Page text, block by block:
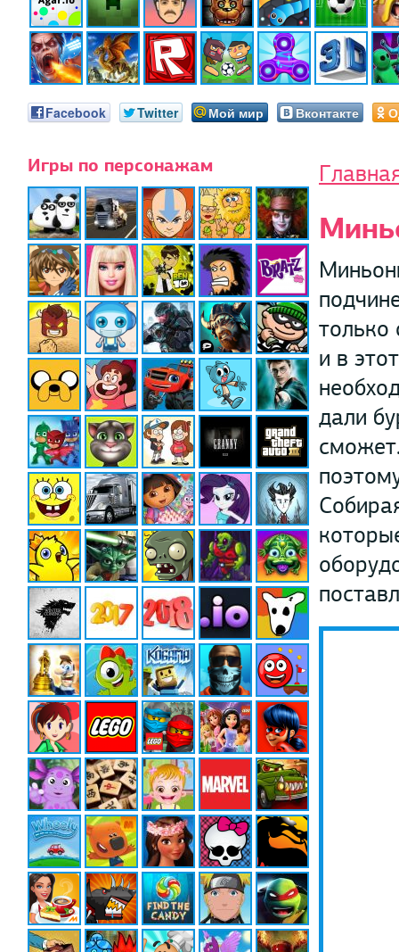
Facebook Twitter Мой мир Вконтакте
Игры по персонажам
только
и в
дали